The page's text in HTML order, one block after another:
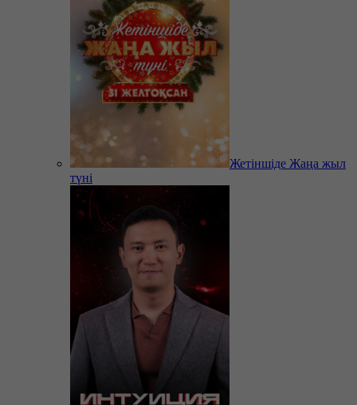
Жетіншіде Жаңа жыл
түні